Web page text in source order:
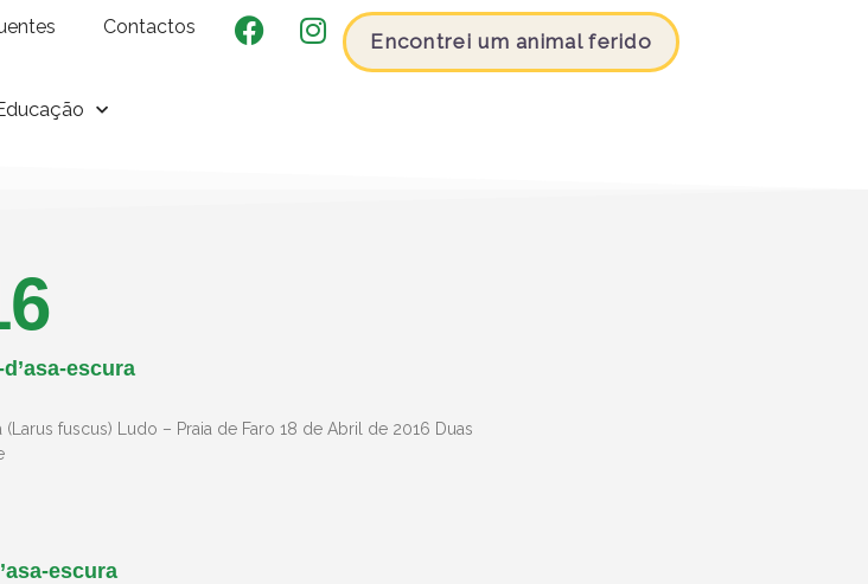
Contactos
Encontrei um animal ferido
escura
fuscus) Ludo – Praia de Faro 18 de Abril de 2016 Duas
escura